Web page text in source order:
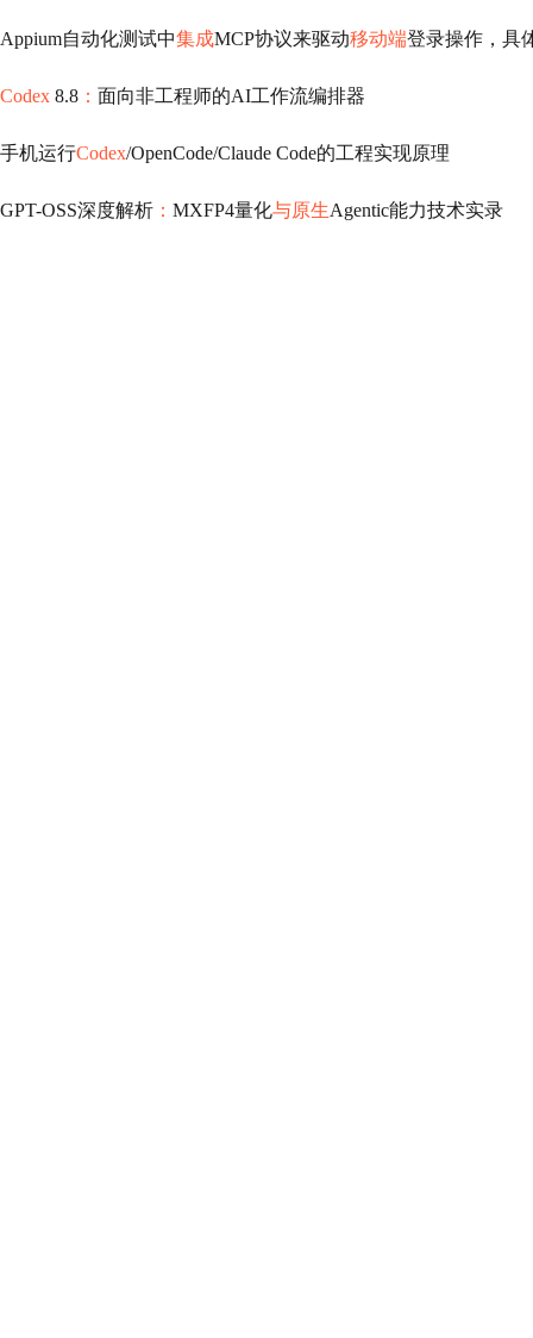
Appium自动化测试中集成MCP协议来驱动移动端登录操作，具
Codex 8.8 ： 面向非工程师的AI工作流编排器
手机运行Codex/OpenCode/Claude Code的工程实现原理
GPT-OSS深度解析 ： MXFP4量化与原生Agentic能力技术实录